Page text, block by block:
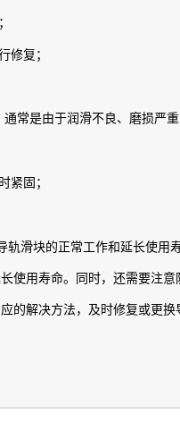
修复；
常是由于润滑不良、磨损严
紧固；
滑块的正常工作和延长使
使用寿命。同时，还需要注
的解决方法，及时修复或更换